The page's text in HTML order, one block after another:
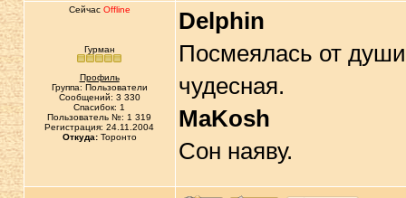
Сейчас Offline
Гурман
Профиль
Группа: Пользователи
Сообщений: 3 330
Спасибок: 1
Пользователь №: 1 319
Регистрация: 24.11.2004
Откуда:Торонто
Delphin
Посмеялась от
чудесная.
MaKosh
Сон наяву.